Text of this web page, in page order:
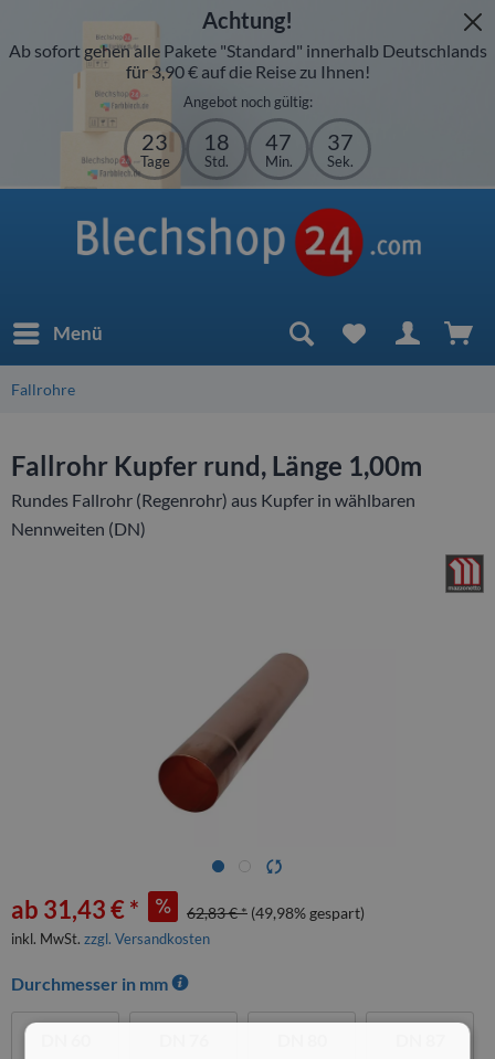
Achtung!
Ab sofort gehen alle Pakete "Standard" innerhalb Deutschlands
für 3,90 € auf die Reise zu Ihnen!
Angebot noch gültig:
23
Tage
18
Std.
47
Min.
37
Sek.
Menü
Fallrohre
Fallrohr Kupfer rund, Länge 1,00m
Rundes Fallrohr (Regenrohr) aus Kupfer in wählbaren
Nennweiten (DN)
ab 31,43 € * 62,83 € * (49,98% gespart)
inkl. MwSt. zzgl. Versandkosten
Durchmesser in mm